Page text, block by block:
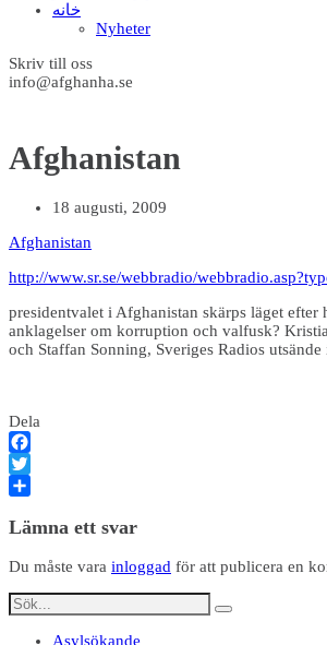
خانه
Nyheter
Skriv till oss
info@afghanha.se
Afghanistan
18 augusti, 2009
Afghanistan
http://www.sr.se/webbradio/
presidentvalet i Afghanistan skärps läget
anklagelser om korruption och valfusk?
och Staffan Sonning, Sveriges Radios
Dela
Facebook
Twitter
Lämna ett svar
Du måste vara inloggad för att publicera en
Asylsökande